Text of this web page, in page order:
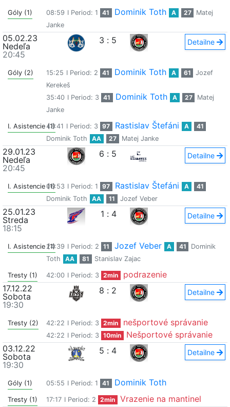
Góly (1) 08:59 I Period: 1 41 Dominik Toth A 27
Matej
Janke
05.02.23
Nedeľa
20:45
3 : 5 Detailne
Góly (2) 15:25 I Period: 2 41 Dominik Toth A 61
Jozef
Kerekeš
35:40 I Period: 3 41 Dominik Toth A 27
Matej
Janke
I. Asistencie (1)43:41 I Period: 3 97 Rastislav Štefáni A
41
Dominik Toth
AA 27 Matej Janke
29.01.23
Nedeľa
20:45
6 : 5 Detailne
I. Asistencie (1)06:53 I Period: 1 97 Rastislav Štefáni A
41
Dominik Toth
AA 11 Jozef Veber
25.01.23
Streda
18:15
1 : 4 Detailne
I. Asistencie (1)24:39 I Period: 2 11 Jozef Veber A 41
Dominik
Toth
AA 81 Stanislav Zajac
Tresty (1) 42:00 I Period: 3 2min
podrazenie
17.12.22
Sobota
19:30
8 : 2 Detailne
Tresty (2) 42:22 I Period: 3 2min nešportové správanie
42:22 I Period: 3 10min
Nešportové správanie
03.12.22
Sobota
19:30
5 : 4 Detailne
Góly (1) 05:55 I Period: 1 41 Dominik Toth
Tresty (1) 17:17 I Period: 2 2min
Vrazenie na mantinel